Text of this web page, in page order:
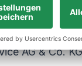
AG & Co.